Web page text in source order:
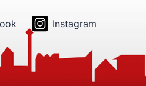
Instagram